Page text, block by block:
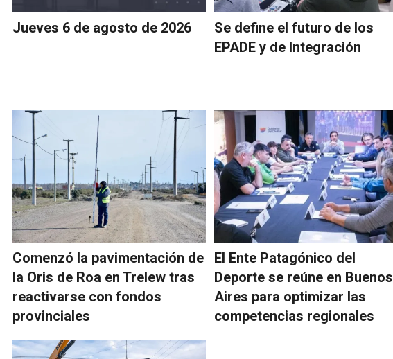
Jueves 6 de agosto de 2026
Se define el futuro de los
EPADE y de Integración
Comenzó la pavimentación de
la Oris de Roa en Trelew tras
reactivarse con fondos
provinciales
El Ente Patagónico del
Deporte se reúne en Buenos
Aires para optimizar las
competencias regionales